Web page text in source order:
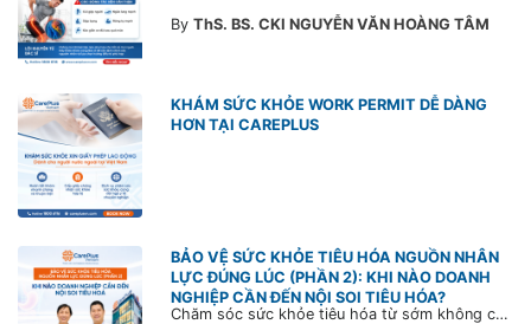
By ThS. BS. CKI NGUYỄN VĂN HOÀNG TÂM
KHÁM SỨC KHỎE WORK PERMIT DỄ DÀNG
HƠN TẠI CAREPLUS
BẢO VỆ SỨC KHỎE TIÊU HÓA NGUỒN NHÂN
LỰC ĐÚNG LÚC (PHẦN 2): KHI NÀO DOANH
NGHIỆP CẦN ĐẾN NỘI SOI TIÊU HÓA?
Chăm sóc sức khỏe tiêu hóa từ sớm không chỉ giúp phát hiện bệnh kịp thời mà còn góp phần xây dựng đội ngũ khỏe mạnh, ổn định và gắn bó lâu dài. CarePlus sẵn sàng đồng hành cùng doanh nghiệp trong việc thiết kế chương trình chăm sóc sức khỏe phù hợp theo từng nhân sự, nhằm tối ưu hiệu quả đầu tư phúc lợi và phát triển nguồn nhân lực bền vững.